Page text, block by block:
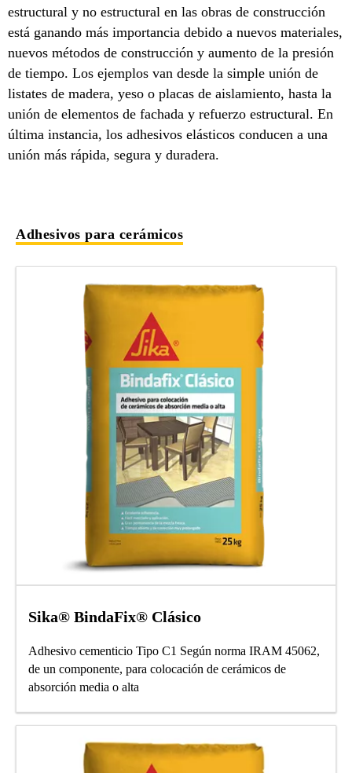
estructural y no estructural en las obras de construcción
está ganando más importancia debido a nuevos materiales,
nuevos métodos de construcción y aumento de la presión
de tiempo. Los ejemplos van desde la simple unión de
listates de madera, yeso o placas de aislamiento, hasta la
unión de elementos de fachada y refuerzo estructural. En
última instancia, los adhesivos elásticos conducen a una
unión más rápida, segura y duradera.
Adhesivos para cerámicos
Sika® BindaFix® Clásico
Adhesivo cementicio Tipo C1 Según norma IRAM 45062,
de un componente, para colocación de cerámicos de
absorción media o alta